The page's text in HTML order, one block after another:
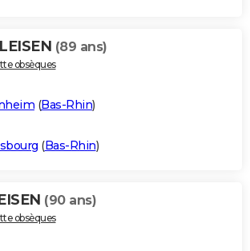
(89 ans)
obsèques
(Bas-Rhin)
(Bas-Rhin)
(90 ans)
obsèques